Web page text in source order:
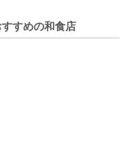
すめの和食店